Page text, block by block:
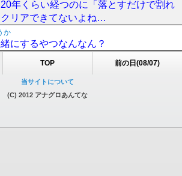
年くらい経つのに「落とすだけで割れ
リアできてないよね…
か
にするやつなんなん？
TOP 前の日(08/07)
当サイトについて
(C) 2012 アナグロあんてな